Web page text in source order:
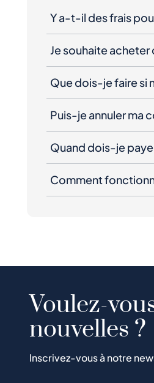
Y a-t-il des frais
Je souhaite
Que dois-je faire si
Puis-je annuler ma
Quand dois-je
Comment
Voulez-
nouvelles ?
Inscrivez-vous à notre